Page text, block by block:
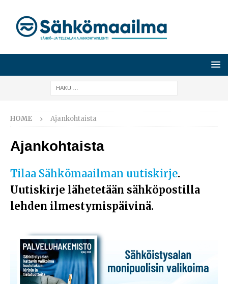
HOME Ajankohtaista
Ajankohtaista
Tilaa Sähkömaailman uutiskirje.
Uutiskirje lähetetään sähköpostilla
lehden ilmestymispäivinä.